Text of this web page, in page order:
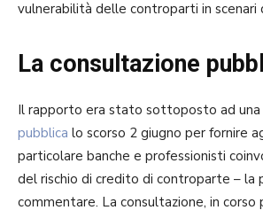
vulnerabilità delle controparti in scenari
La consultazione
Il rapporto era stato sottoposto ad una
pubblica lo scorso 2 giugno per fornire
particolare banche e professionisti
del rischio di credito di controparte – la
commentare. La consultazione, in corso